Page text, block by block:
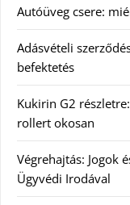
Autóüveg csere:
Adásvételi
befektetés
Kukirin G2
rollert okosan
Végrehajtás: Jogok
Ügyvédi Irodával